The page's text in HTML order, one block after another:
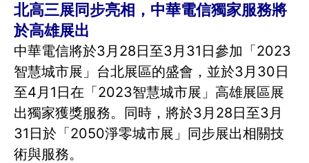
北高三展同步亮相，中華電信獨家服務將
於高雄展出
中華電信將於3月28日至3月31日參加「2023
智慧城市展」台北展區的盛會，並於3月30日
至4月1日在「2023智慧城市展」高雄展區展
出獨家獲獎服務。同時，將於3月28日至3月
31日於「2050淨零城市展」同步展出相關技
術與服務。